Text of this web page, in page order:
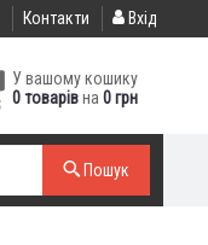
Контакти Вхід
У вашому кошику
0 товарівна 0 грн
Пошук